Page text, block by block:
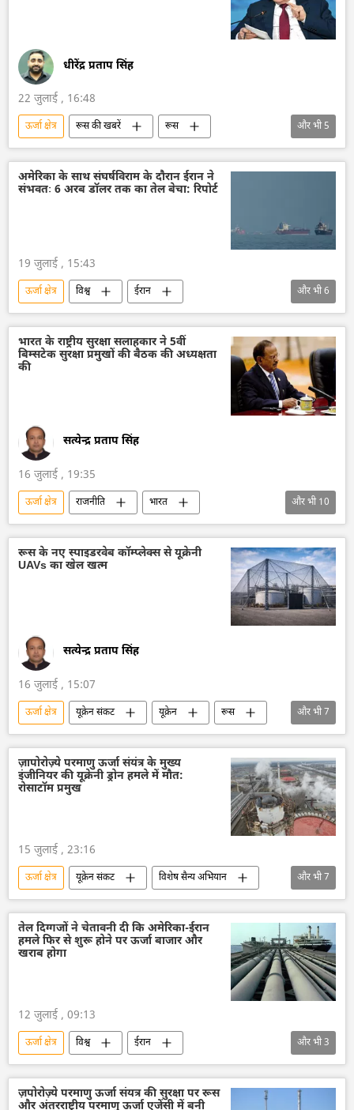
व्लादिमीर पुतिन
धीरेंद्र प्रताप सिंह
22 जुलाई , 16:48
ऊर्जा क्षेत्र रूस की खबरें
रूस
रूस का विकास
मास्को
अर्थव्यवस्था
रूसी अर्थव्यवस्था
व्लादिमीर पुतिन
और भी5
अमेरिका के साथ संघर्षविराम के दौरान ईरान ने
संभवतः 6 अरब डॉलर तक का तेल बेचा: रिपोर्ट
19 जुलाई , 15:43
ऊर्जा क्षेत्र विश्व
ईरान
अमेरिका-इजराइल-ईरान युद्ध
अमेरिका
तेहरान
वाशिंगटन मध्य पूर्व तेल
और भी6
भारत के राष्ट्रीय सुरक्षा सलाहकार ने 5वीं
बिम्सटेक सुरक्षा प्रमुखों की बैठक की अध्यक्षता
की
सत्येन्द्र प्रताप सिंह
16 जुलाई , 19:35
ऊर्जा क्षेत्र राजनीति
भारत
भारत सरकार
भारत का विदेश मंत्रालय (MEA)
परिवहन
अजीत डोभाल
राष्ट्रीय सुरक्षा
बांग्लादेश
भूटान
और भी10
रूस के नए स्पाइडरवेब कॉम्प्लेक्स से यूक्रेनी
UAVs का खेल खत्म
सत्येन्द्र प्रताप सिंह
16 जुलाई , 15:07
ऊर्जा क्षेत्र यूक्रेन संकट यूक्रेन
रूस
हथियारों की आपूर्ति
राष्ट्रीय सुरक्षा
ड्रोन
ड्रोन हमला
वायु रक्षा
रक्षा-पंक्ति
रोस्टेक
और भी7
ज़ापोरोज़्ये परमाणु ऊर्जा संयंत्र के मुख्य
इंजीनियर की यूक्रेनी ड्रोन हमले में मौत:
रोसाटॉम प्रमुख
15 जुलाई , 23:16
ऊर्जा क्षेत्र यूक्रेन संकट
विशेष सैन्य अभियान
यूक्रेन सशस्त्र बल
यूक्रेन
रूस
ज़पोरोज्ये परमाणु ऊर्जा संयंत्र
परमाणु ऊर्जा
अंतर्राष्ट्रीय परमाणु ऊर्जा अभिकरण (IAEA)
और भी7
तेल दिग्गजों ने चेतावनी दी कि अमेरिका-ईरान
हमले फिर से शुरू होने पर ऊर्जा बाजार और
खराब होगा
12 जुलाई , 09:13
ऊर्जा क्षेत्र विश्व
ईरान
अमेरिका-इजराइल-ईरान युद्ध
अमेरिका
मध्य पूर्व
और भी3
ज़पोरोज़्ये परमाणु ऊर्जा संयत्र की सुरक्षा पर रूस
और अंतरराष्ट्रीय परमाणु ऊर्जा एजेंसी में बनी